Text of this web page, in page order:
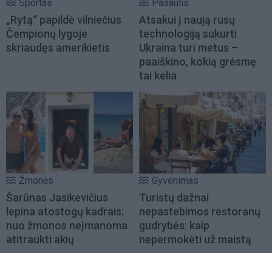
Sportas
„Rytą“ papildė vilniečius
Čempionų lygoje
skriaudęs amerikietis
Pasaulis
Atsakui į naują rusų
technologiją sukurti
Ukraina turi metus –
paaiškino, kokią grėsmę
tai kelia
Žmonės
Šarūnas Jasikevičius
lepina atostogų kadrais:
nuo žmonos neįmanoma
atitraukti akių
Gyvenimas
Turistų dažnai
nepastebimos restoranų
gudrybės: kaip
nepermokėti už maistą